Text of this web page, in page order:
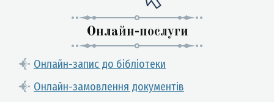
Онлайн-послуги
Онлайн-запис до бібліотеки
Онлайн-замовлення документів